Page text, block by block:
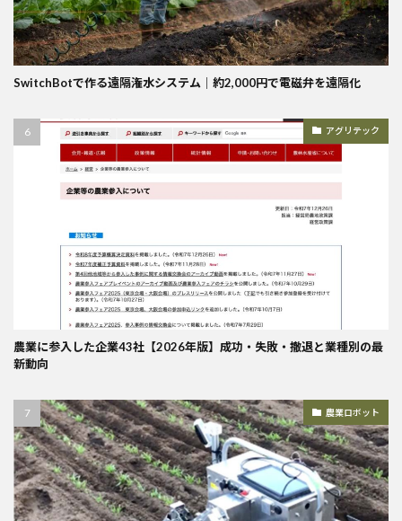
SwitchBotで作る遠隔潅水システム｜約2,000円で電磁弁を遠隔化
アグリテック
農業に参入した企業43社【2026年版】成功・失敗・撤退と業種別の最
新動向
農業ロボット